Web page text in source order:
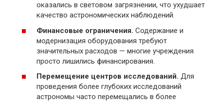
оказались в световом загрязнении, что ухудшает
качество астрономических наблюдений.
Финансовые ограничения. Содержание и
модернизация оборудования требуют
значительных расходов — многие учреждения
просто лишились финансирования.
Перемещение центров исследований. Для
проведения более глубоких исследований
астрономы часто перемещались в более